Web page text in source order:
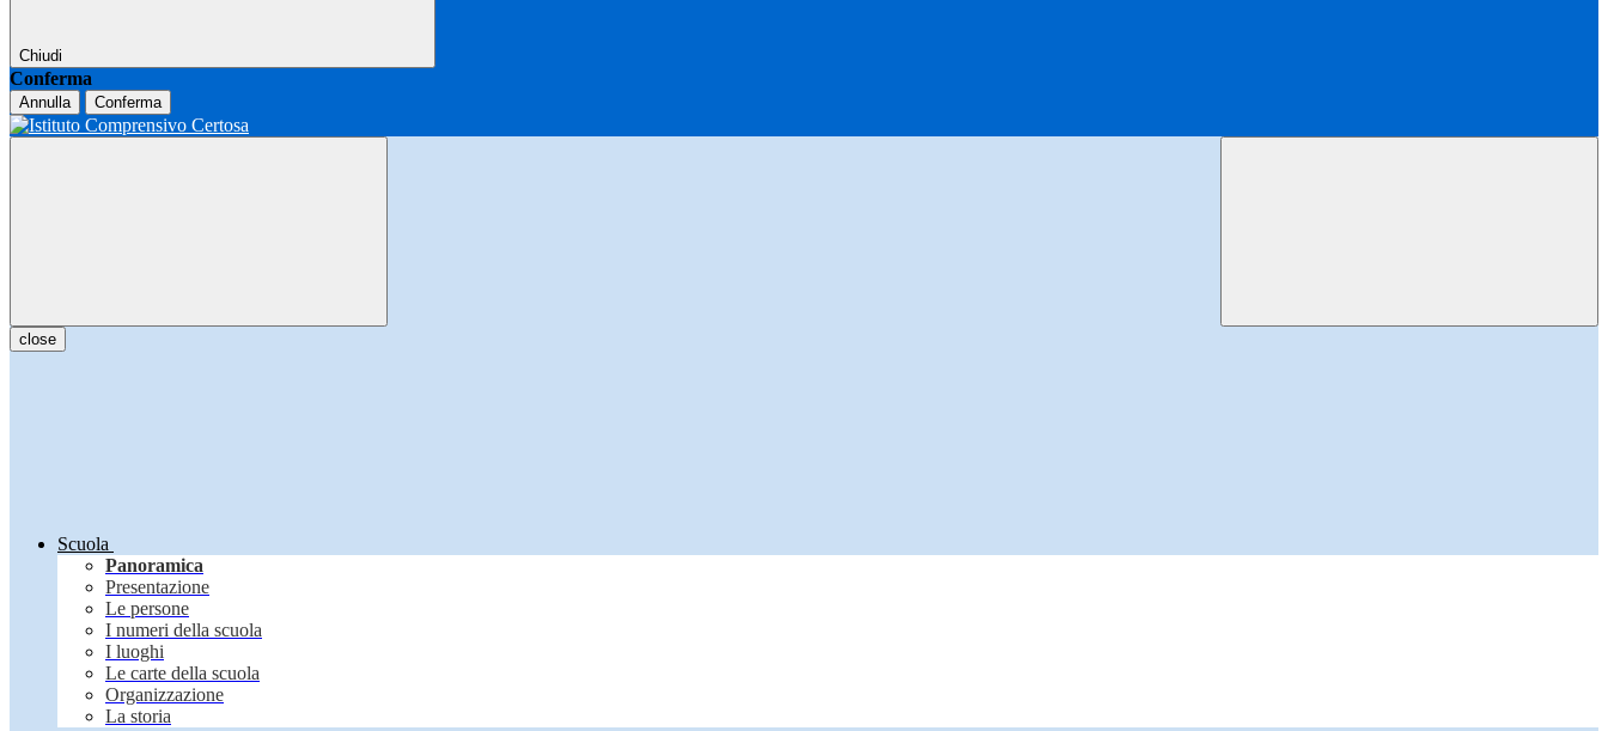
Chiudi
Conferma
Annulla Conferma
close
Scuola
Panoramica
Presentazione
Le persone
I numeri della scuola
I luoghi
Le carte della scuola
Organizzazione
La storia